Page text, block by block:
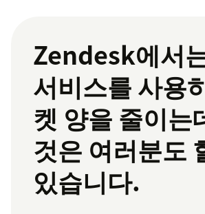
Zendesk에서
서비스를 사용
켓 양을 줄이는
것은 여러분도
있습니다.